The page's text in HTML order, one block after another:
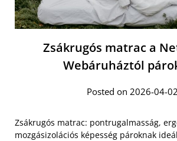
Zsákrugós matrac a
Webáruháztól
Posted on 2026-04-02
Zsákrugós matrac: pontrugalmasság,
mozgásizolációs képesség pároknak